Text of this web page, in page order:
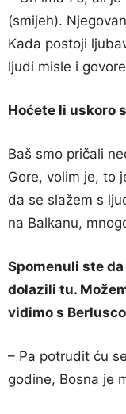
(smijeh).
Kada postoji
ljudi misle i
Hoćete li uskoro
Baš smo pričali
Gore, volim je, to
da se slažem s
na Balkanu,
Spomenuli ste
dolazili tu.
vidimo s
– Pa potrudit ću
godine, Bosna je